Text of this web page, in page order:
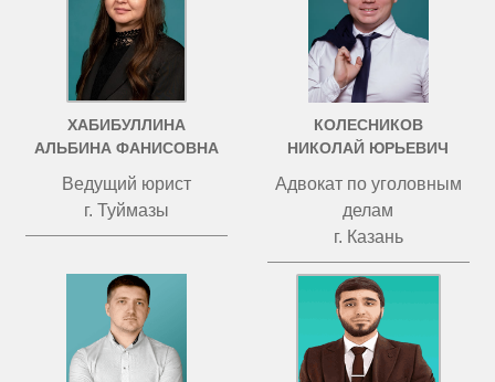
ХАБИБУЛЛИНА
АЛЬБИНА ФАНИСОВНА
Ведущий юрист
г. Туймазы
КОЛЕСНИКОВ
НИКОЛАЙ ЮРЬЕВИЧ
Адвокат по уголовным
делам
г. Казань